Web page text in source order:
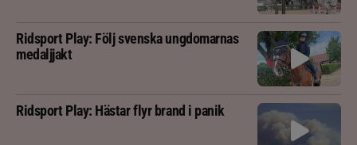
Ridsport Play: Följ svenska ungdomarnas
medaljjakt
Ridsport Play: Hästar flyr brand i panik